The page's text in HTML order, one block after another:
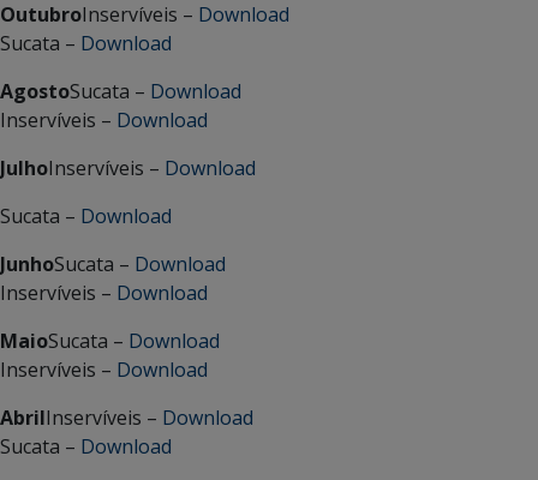
OutubroInservíveis – Download
Sucata – Download
AgostoSucata – Download
Inservíveis – Download
JulhoInservíveis – Download
Sucata – Download
JunhoSucata – Download
Inservíveis – Download
MaioSucata – Download
Inservíveis – Download
AbrilInservíveis – Download
Sucata – Download